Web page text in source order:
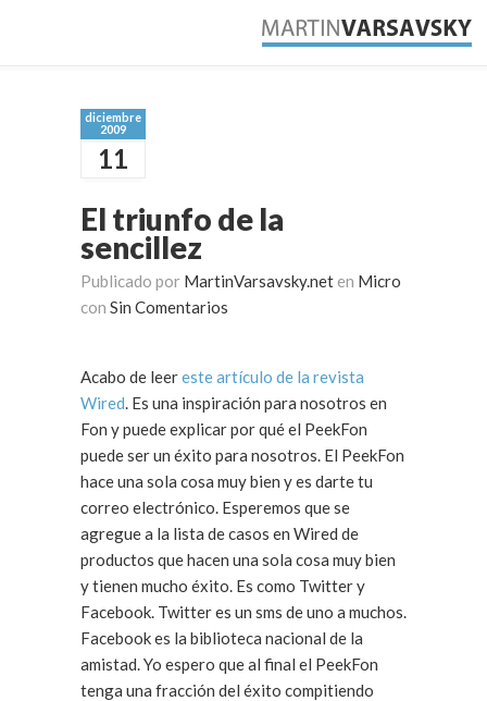
diciembre
2009
11
El triunfo de la
sencillez
Publicado por MartinVarsavsky.net en Micro
con Sin Comentarios
Acabo de leereste artículo de la revista
Wired. Es una inspiración para nosotros en
Fon y puede explicar por qué el PeekFon
puede ser un éxito para nosotros. El PeekFon
hace una sola cosa muy bien y es darte tu
correo electrónico. Esperemos que se
agregue a la lista de casos en Wired de
productos que hacen una sola cosa muy bien
y tienen mucho éxito. Es como Twitter y
Facebook. Twitter es un sms de uno a muchos.
Facebook es la biblioteca nacional de la
amistad. Yo espero que al final el PeekFon
tenga una fracción del éxito compitiendo